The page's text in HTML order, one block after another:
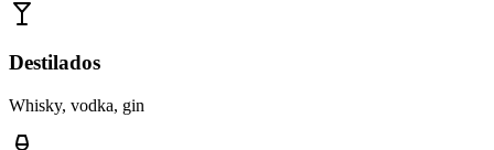
Destilados
Whisky, vodka, gin